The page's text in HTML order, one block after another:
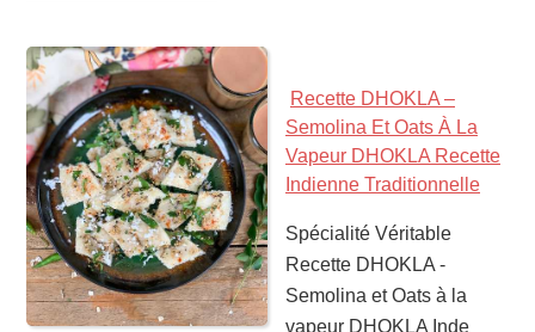
Recette DHOKLA –
Semolina Et Oats À La
Vapeur DHOKLA Recette
Indienne Traditionnelle
Spécialité Véritable
Recette DHOKLA -
Semolina et Oats à la
vapeur DHOKLA Inde